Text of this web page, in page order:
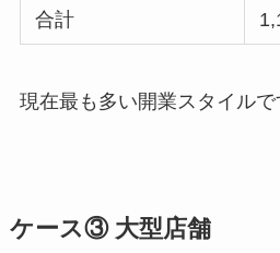
合計
現在最も多い開業スタイルで
ケース③ 大型店舗